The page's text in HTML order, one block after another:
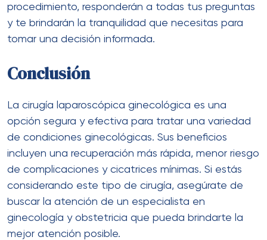
procedimiento, responderán a todas tus preguntas
y te brindarán la tranquilidad que necesitas para
tomar una decisión informada.
Conclusión
La cirugía laparoscópica ginecológica es una
opción segura y efectiva para tratar una variedad
de condiciones ginecológicas. Sus beneficios
incluyen una recuperación más rápida, menor riesgo
de complicaciones y cicatrices mínimas. Si estás
considerando este tipo de cirugía, asegúrate de
buscar la atención de un especialista en
ginecología y obstetricia que pueda brindarte la
mejor atención posible.